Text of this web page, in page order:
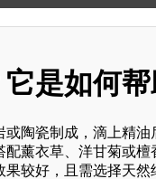
是如何
陶瓷制成，滴上精
薰衣草、洋甘菊或
较好，且需选择天